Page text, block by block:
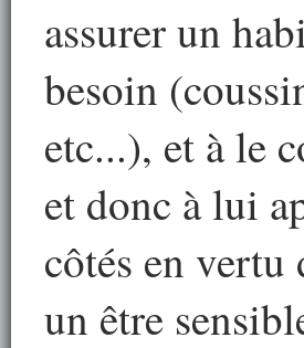
assurer un
besoin
etc...), et à le
et donc à lui
côtés en
un être